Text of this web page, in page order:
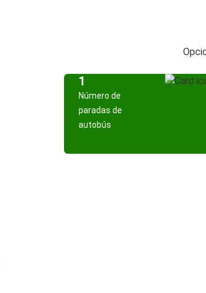
1
Número de
paradas de
autobús